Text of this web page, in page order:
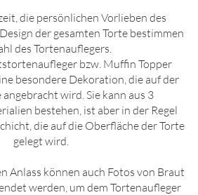
die persönlichen Vorlieben des
der gesamten Torte bestimmen
des Tortenauflegers.
bzw. Muffin Topper
besondere Dekoration, die auf der
wird. Sie kann aus 3
bestehen, ist aber in der Regel
die auf die Oberfläche der Torte
gelegt wird.
Anlass können auch Fotos von Braut
werden, um dem Tortenaufleger